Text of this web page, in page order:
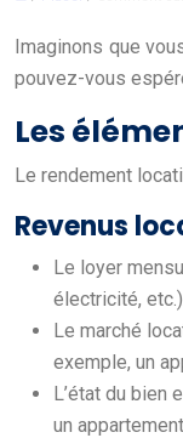
Imaginons que
pouvez-vous
Les
Le rendement
Revenus
Le loyer
électricité,
Le marché
exemple, un
L’état du bien
un